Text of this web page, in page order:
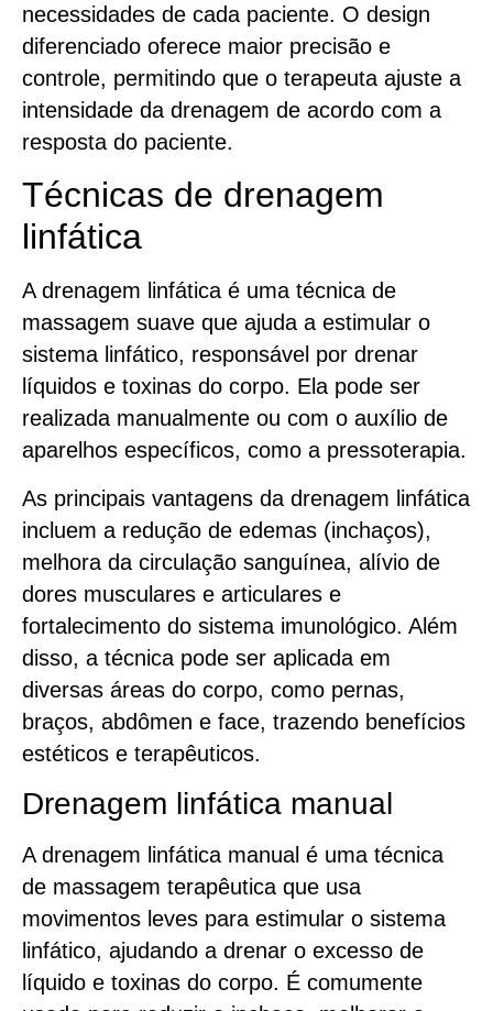
necessidades de cada paciente. O design
diferenciado oferece maior precisão e
controle, permitindo que o terapeuta ajuste a
intensidade da drenagem de acordo com a
resposta do paciente.
Técnicas de drenagem
linfática
A drenagem linfática é uma técnica de
massagem suave que ajuda a estimular o
sistema linfático, responsável por drenar
líquidos e toxinas do corpo. Ela pode ser
realizada manualmente ou com o auxílio de
aparelhos específicos, como a pressoterapia.
As principais vantagens da drenagem linfática
incluem a redução de edemas (inchaços),
melhora da circulação sanguínea, alívio de
dores musculares e articulares e
fortalecimento do sistema imunológico. Além
disso, a técnica pode ser aplicada em
diversas áreas do corpo, como pernas,
braços, abdômen e face, trazendo benefícios
estéticos e terapêuticos.
Drenagem linfática manual
A drenagem linfática manual é uma técnica
de massagem terapêutica que usa
movimentos leves para estimular o sistema
linfático, ajudando a drenar o excesso de
líquido e toxinas do corpo. É comumente